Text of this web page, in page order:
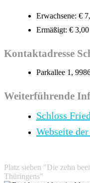
Erwachsene: €
Ermäßigt: € 3,00
Kontaktadresse
Parkallee 1,
Weiterführende
Schloss
Webseite
Platz sieben "Die zehn
Thüringens"